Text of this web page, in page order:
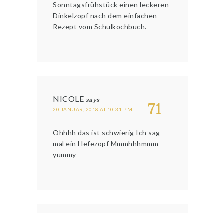
Sonntagsfrühstück einen leckeren
Dinkelzopf nach dem einfachen
Rezept vom Schulkochbuch.
71
NICOLE says
20 JANUAR, 2018 AT 10:31 P.M.
Ohhhh das ist schwierig Ich sag
mal ein Hefezopf Mmmhhhmmm
yummy